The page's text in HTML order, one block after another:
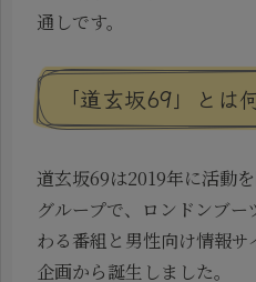
通しです。
「道玄坂69」とは
道玄坂69は2019年に活動
グループで、ロンドンブ
わる番組と男性向け情報
企画から誕生しました。